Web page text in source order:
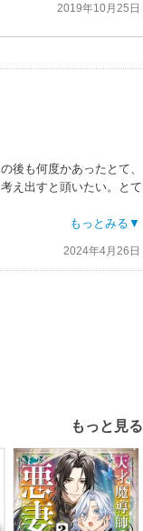
2019年10月25日
後も何度かあったとて、
え出すと頭いたい。とて
もっとみる▼
2024年4月26日
もっと見る